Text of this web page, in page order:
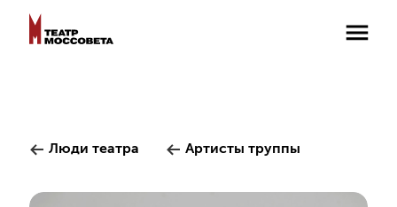
Люди театра Артисты труппы